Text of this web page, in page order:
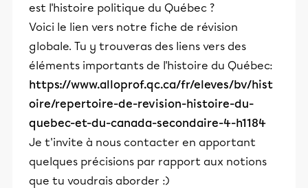
est l'histoire politique du Québec ?
Voici le lien vers notre fiche de révision
globale. Tu y trouveras des liens vers des
éléments importants de l'histoire du Québec:
https://www.alloprof.qc.ca/fr/eleves/bv/hist
oire/repertoire-de-revision-histoire-du-
quebec-et-du-canada-secondaire-4-h1184
Je t'invite à nous contacter en apportant
quelques précisions par rapport aux notions
que tu voudrais aborder :)